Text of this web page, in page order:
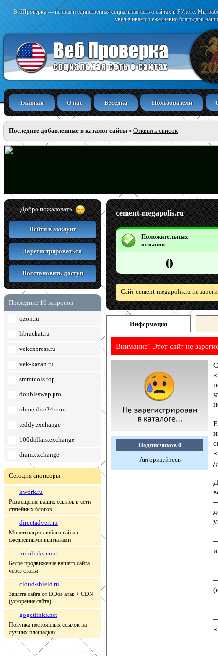
ВебПроверка — первая и единственная социальная сеть о сайтах в РУнете. Мы
увеличивается ежедневно благодаря
Главная О нас Беседка Пользователи
Последние добавленные в каталог сайты » Открыть список
Добро пожаловать!
Войти в аккаунт
Зарегистрироваться
Восстановить доступ
Последние 10 запросов
ozon.ru
librachat.ru
vekexpress.ru
vek-kazan.ru
smmtools.top
doubleswap.pro
obmenlite24.com
teddy.exchange
100dollars.exchange
dram.exchange
Сегодня спонсоры
kwork.ru
Размещение ваших ссылок в сети
статейных блогов
directadvert.ru
Монетизация любого сайта с
ежедневными выплатами
miralinks.com
Белое продвижение вашего сайта
через статьи
cloud-shield.ru
Защита сайта от DDos атак + CDN
(ускорение сайта)
gogetlinks.net
Покупка постоянных ссылок на
лучших площадках
cement-megapolis.ru
Положительных
отзывов
0
Сайт cement-megapolis.ru не
Информация
Внимание! Этот сайт не
Подписчиков 0
Авторизуйтесь